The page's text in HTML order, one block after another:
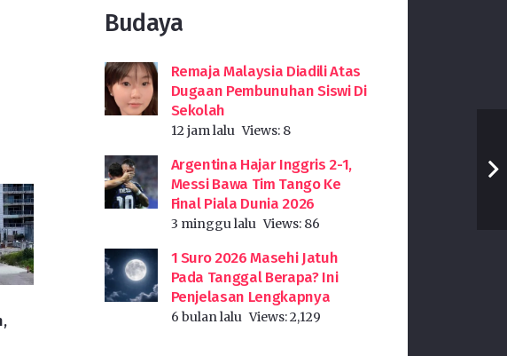
Budaya
Remaja Malaysia Diadili Atas
Dugaan Pembunuhan Siswi Di
Sekolah
12 jam lalu Views: 8
Argentina Hajar Inggris 2-1,
Messi Bawa Tim Tango Ke
Final Piala Dunia 2026
3 minggu lalu Views: 86
1 Suro 2026 Masehi Jatuh
Pada Tanggal Berapa? Ini
Penjelasan Lengkapnya
6 bulan lalu Views:2,129